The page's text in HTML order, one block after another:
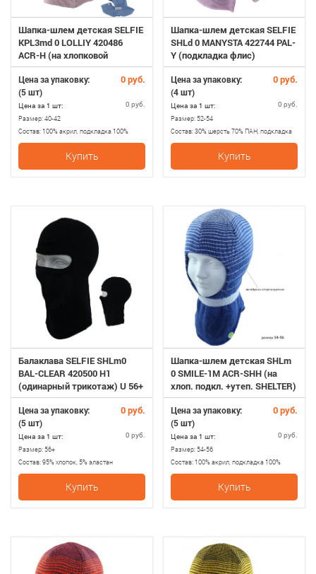
Шапка-шлем детская SELFIE
KPL3md 0 LOLLIY 420486
ACR-H (на хлопковой
подкладке)+(царапки)
Цена за упаковку: 0 руб.
(5 шт)
Цена за 1 шт: 0 руб.
Размер:40-42
Состав:100% акрил, подкладка 100%
хлопопок чесаный
Купить
Шапка-шлем детская SELFIE
SHLd 0 MANYSTA 422744 PAL-
Y (подкладка флис)
Цена за упаковку: 0 руб.
(4 шт)
Цена за 1 шт: 0 руб.
Размер:52-54
Состав:30% шерсть 70% ПАН, подкладка
100% флис
Купить
Балаклава SELFIE SHLm0
BAL-CLEAR 420500 H1
(одинарный трикотаж) U 56+
Цена за упаковку: 0 руб.
(5 шт)
Цена за 1 шт: 0 руб.
Размер:56+
Состав:95% хлопок, 5% эластан
Купить
Шапка-шлем детская SHLm
0 SMILE-1M ACR-SHH (на
хлоп. подкл. +утеп. SHELTER)
54-56
Цена за упаковку: 0 руб.
(5 шт)
Цена за 1 шт: 0 руб.
Размер:54-56
Состав:100% акрил, подкладка 100%
хлопок, утеплитель SHELTER
Купить